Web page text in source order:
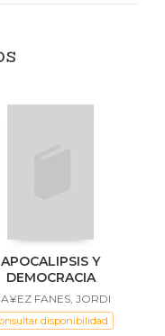
APOCALIPSIS Y
DEMOCRACIA
FANES, JORDI
disponibilidad